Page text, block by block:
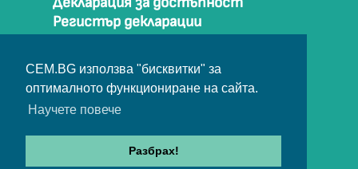
CEM.BG използва "бисквитки" за
оптималното функциониране на сайта.
Научете повече
Разбрах!
Регистър декларации
Карта на сайта
Архив
© Съвет за електронни медии 2025